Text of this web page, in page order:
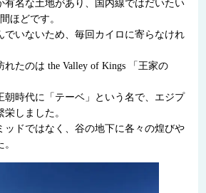
有名な土地があり、国内線ではだいたい
ほどです。
でいないため、毎回カイロに寄らなけれ
たのは the Valley of Kings 「王家の
朝時代に「テーベ」という名で、エジプ
栄しました。
ッドではなく、谷の地下に各々の煌びや